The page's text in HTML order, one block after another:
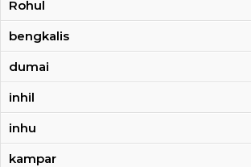
Rohul
bengkalis
dumai
inhil
inhu
kampar